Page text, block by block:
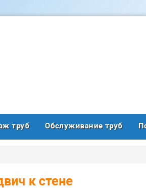
труб Обслуживание труб
к стене